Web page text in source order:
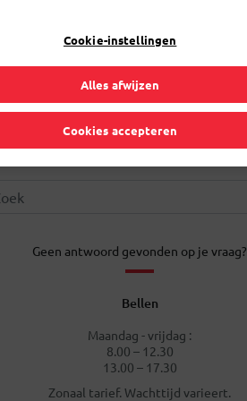
Zakelijk
Geen antwoord gevonden op je vraag?
Bellen
Maandag - vrijdag :
8.00 – 12.30
13.00 – 17.30
Zonaal tarief. Wachttijd varieert.
Cookie-instellingen
Alles afwijzen
Cookies accepteren